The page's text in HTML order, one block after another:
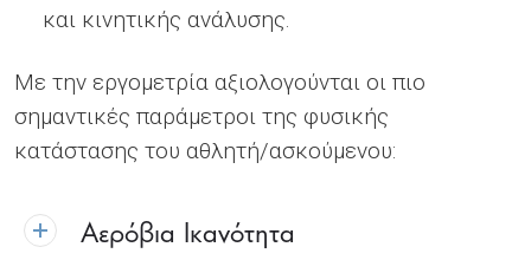
και κινητικής ανάλυσης.
Με την εργομετρία αξιολογούνται οι πιο
σημαντικές παράμετροι της φυσικής
κατάστασης του αθλητή/ασκούμενου:
Αερόβια Ικανότητα